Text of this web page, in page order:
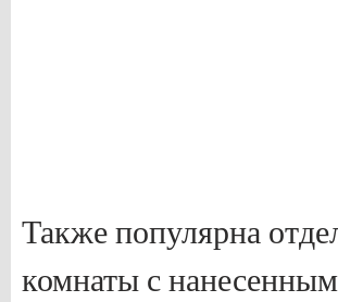
Также популярна
комнаты с